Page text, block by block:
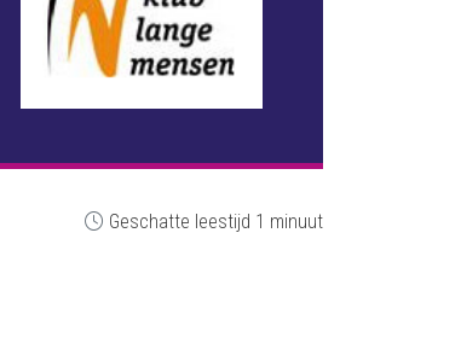
Geschatte leestijd 1 minuut